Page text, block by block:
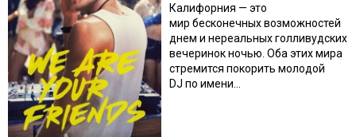
Калифорния — это
мир бесконечных возможностей
днем и нереальных голливудских
вечеринок ночью. Оба этих мира
стремится покорить молодой
DJ по имени...